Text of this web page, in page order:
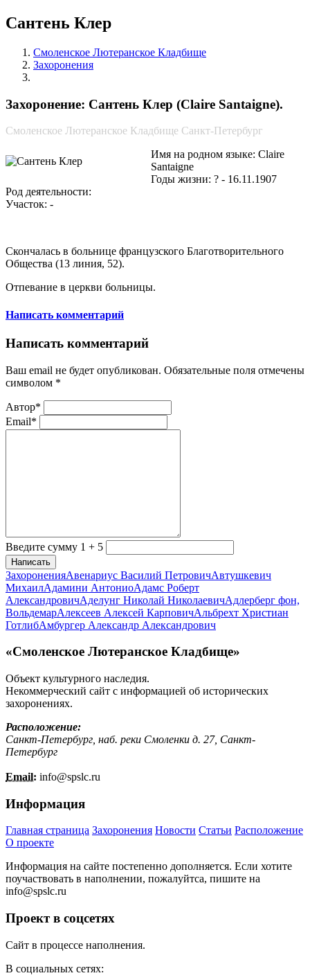
Сантень Клер
Смоленское Лютеранское Кладбище
Захоронения
Захоронение: Сантень Клер (Claire Santaigne).
Смоленское Лютеранское Кладбище Санкт-Петербург
Имя на родном языке: Claire
Santaigne
Годы жизни: ? - 16.11.1907
Род деятельности:
Участок: -
Скончалась в больнице французского Благотворительного
Общества (13 линия, 52).
Отпевание в церкви больницы.
Написать комментарий
Написать комментарий
Ваш email не будет опубликован. Обязательные поля отмечены
символом *
Автор*
Email*
Введите сумму 1 + 5
Написать
ЗахороненияАвенариус Василий ПетровичАвтушкевич
МихаилАдамини АнтониоАдамс Роберт
АлександровичАделунг Николай НиколаевичАдлерберг фон,
ВольдемарАлексеев Алексей КарповичАльбрехт Христиан
ГотлибАмбургер Александр Александрович
«Смоленское Лютеранское Кладбище»
Объект культурного наследия.
Некоммерческий сайт с информацией об исторических
захоронениях.
Расположение:
Санкт-Петербург, наб. реки Смоленки д. 27, Санкт-
Петербург
Email: info@spslc.ru
Информация
Главная страница Захоронения Новости Статьи Расположение
О проекте
Информация на сайте постепенно дополняется. Если хотите
поучаствовать в наполнении, пожалуйтса, пишите на
info@spslc.ru
Проект в соцсетях
Сайт в процессе наполнения.
В социальных сетях: